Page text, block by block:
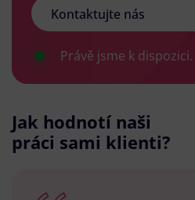
Kontaktujte nás
Právě jsme k dispozici.
Jak hodnotí naši
práci sami klienti?